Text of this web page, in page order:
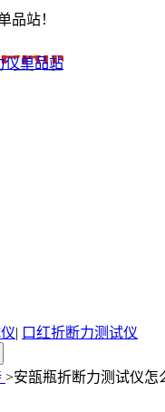
品站！
仪单品站
| 口红折断力测试仪
>安瓿瓶折断力测试仪怎